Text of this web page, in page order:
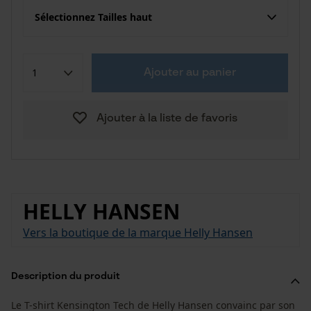
Sélectionnez Tailles haut
Ajouter au panier
Ajouter à la liste de favoris
HELLY HANSEN
Vers la boutique de la marque Helly Hansen
Description du produit
Le T-shirt Kensington Tech de Helly Hansen convainc par son